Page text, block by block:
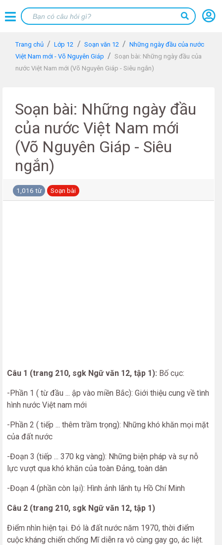
Trang chủ Lớp 12 Soạn văn 12
Những ngày đầu của nước
Việt Nam mới - Võ Nguyên Giáp
Soạn bài: Những ngày đầu của
nước Việt Nam mới (Võ Nguyên Giáp - Siêu ngắn)
Soạn bài: Những ngày đầu
của nước Việt Nam mới
(Võ Nguyên Giáp - Siêu
ngắn)
1,016 từ Soạn bài
Câu 1 (trang 210, sgk Ngữ văn 12, tập 1): Bố cục:
-Phần 1 ( từ đầu ... ập vào miền Bắc): Giới thiệu cung về tình
hình nước Việt nam mới
-Phần 2 ( tiếp ... thêm trầm trọng): Những khó khăn mọi mặt
của đất nước
-Đoạn 3 (tiếp ... 370 kg vàng): Những biện pháp và sự nỗ
lực vượt qua khó khăn của toàn Đảng, toàn dân
-Đoạn 4 (phần còn lại): Hình ảnh lãnh tụ Hồ Chí Minh
Câu 2 (trang 210, sgk Ngữ văn 12, tập 1)
Điểm nhìn hiện tại. Đó là đất nước năm 1970, thời điểm
cuộc kháng chiến chống Mĩ diễn ra vô cùng gay go, ác liệt.